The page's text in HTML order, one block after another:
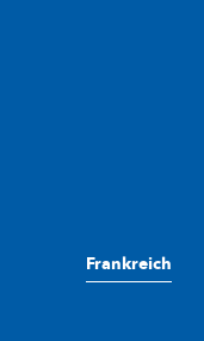
Frankreich